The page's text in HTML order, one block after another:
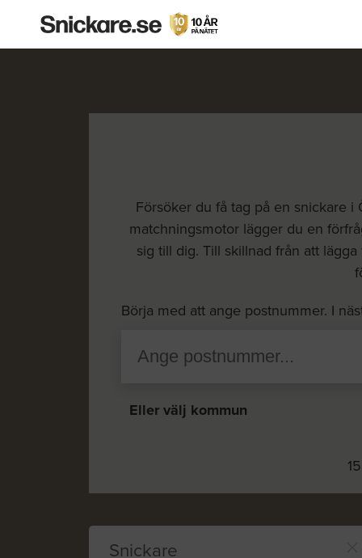
Försöker du få tag på en snickare
matchningsmotor lägger du en
sig till dig. Till skillnad från att
Börja med att ange postnummer. I
Eller välj kommun
Snickare